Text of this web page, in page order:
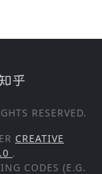
RESERVED.
CREATIVE
.
CODES (E.G.